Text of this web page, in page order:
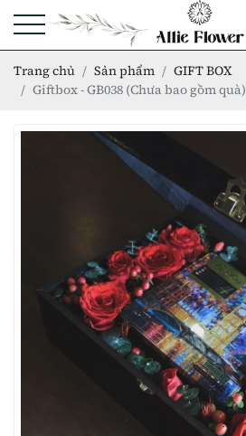
Trang chủ Sản phẩm
GIFT BOX
Giftbox - GB038 (Chưa bao gồm quà)